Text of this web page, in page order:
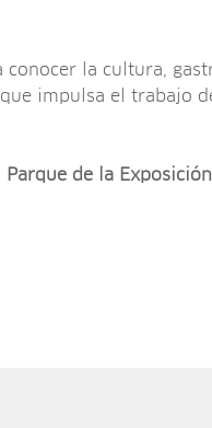
la cultura,
impulsa el trabajo
de la